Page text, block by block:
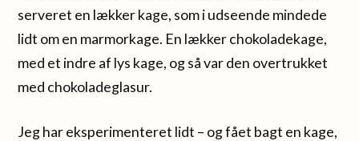
serveret en lækker kage, som i udseende mindede
lidt om en marmorkage. En lækker chokoladekage,
med et indre af lys kage, og så var den overtrukket
med chokoladeglasur.
Jeg har eksperimenteret lidt – og fået bagt en kage,